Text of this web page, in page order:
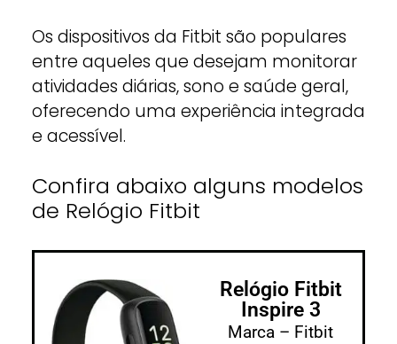
Os dispositivos da Fitbit são populares
entre aqueles que desejam monitorar
atividades diárias, sono e saúde geral,
oferecendo uma experiência integrada
e acessível.
Confira abaixo alguns modelos
de Relógio Fitbit
Relógio Fitbit
Inspire 3
Marca – Fitbit